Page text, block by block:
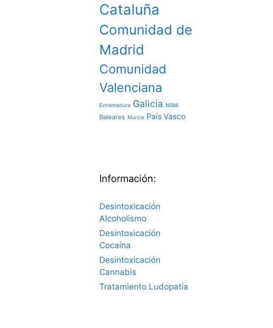
Cataluña
Comunidad de
Madrid
Comunidad
Valenciana
Extremadura Galicia Islas
Baleares Murcia País Vasco
Información:
Desintoxicación
Alcoholismo
Desintoxicación
Cocaína
Desintoxicación
Cannabis
Tratamiento Ludopatía